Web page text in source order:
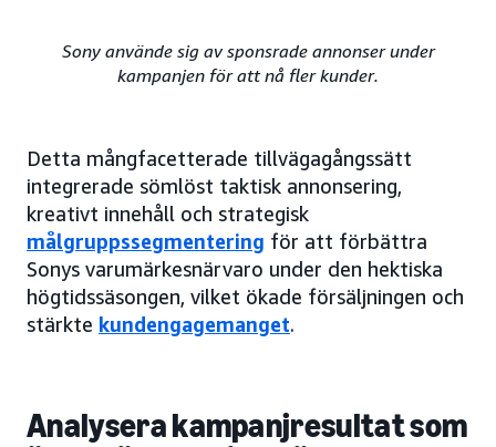
Sony använde sig av sponsrade annonser under
kampanjen för att nå fler kunder.
Detta mångfacetterade tillvägagångssätt
integrerade sömlöst taktisk annonsering,
kreativt innehåll och strategisk
målgruppssegmentering för att förbättra
Sonys varumärkesnärvaro under den hektiska
högtidssäsongen, vilket ökade försäljningen och
stärkte kundengagemanget.
Analysera kampanjresultat som